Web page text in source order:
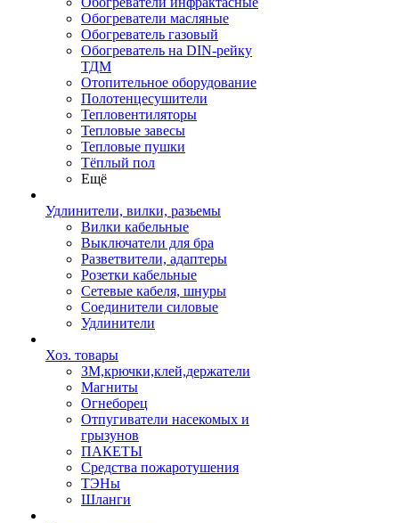
Обогреватели масляные
Обогреватель газовый
Обогреватель на DIN-рейку
ТДМ
Отопительное оборудование
Полотенцесушители
Тепловентиляторы
Тепловые завесы
Тепловые пушки
Тёплый пол
Ещё
Удлинители, вилки, разьемы
Вилки кабельные
Выключатели для бра
Разветвители, адаптеры
Розетки кабельные
Сетевые кабеля, шнуры
Соединители силовые
Удлинители
Хоз. товары
ЗМ,крючки,клей,держатели
Магниты
Огнеборец
Отпугиватели насекомых и
грызунов
ПАКЕТЫ
Средства пожаротушения
ТЭНы
Шланги